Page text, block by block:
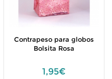
Contrapeso para globos
Bolsita Rosa
1,95€